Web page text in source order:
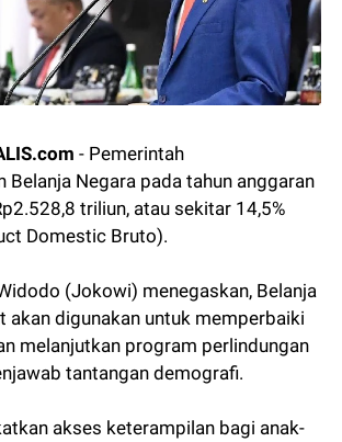
- Pemerintah
Belanja Negara pada tahun anggaran
triliun, atau sekitar 14,5%
Domestic Bruto).
(Jokowi) menegaskan, Belanja
akan digunakan untuk memperbaiki
melanjutkan program perlindungan
tantangan demografi.
akses keterampilan bagi anak-